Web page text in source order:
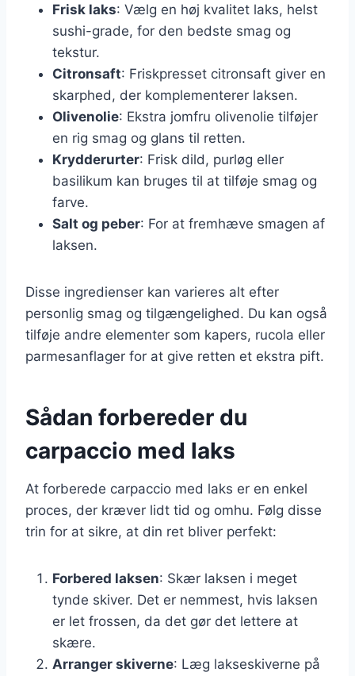
Frisk laks: Vælg en høj kvalitet laks, helst
sushi-grade, for den bedste smag og
tekstur.
Citronsaft: Friskpresset citronsaft giver en
skarphed, der komplementerer laksen.
Olivenolie: Ekstra jomfru olivenolie tilføjer
en rig smag og glans til retten.
Krydderurter: Frisk dild, purløg eller
basilikum kan bruges til at tilføje smag og
farve.
Salt og peber: For at fremhæve smagen af
laksen.
Disse ingredienser kan varieres alt efter
personlig smag og tilgængelighed. Du kan også
tilføje andre elementer som kapers, rucola eller
parmesanflager for at give retten et ekstra pift.
Sådan forbereder du
carpaccio med laks
At forberede carpaccio med laks er en enkel
proces, der kræver lidt tid og omhu. Følg disse
trin for at sikre, at din ret bliver perfekt:
Forbered laksen: Skær laksen i meget
tynde skiver. Det er nemmest, hvis laksen
er let frossen, da det gør det lettere at
skære.
Arranger skiverne: Læg lakseskiverne på